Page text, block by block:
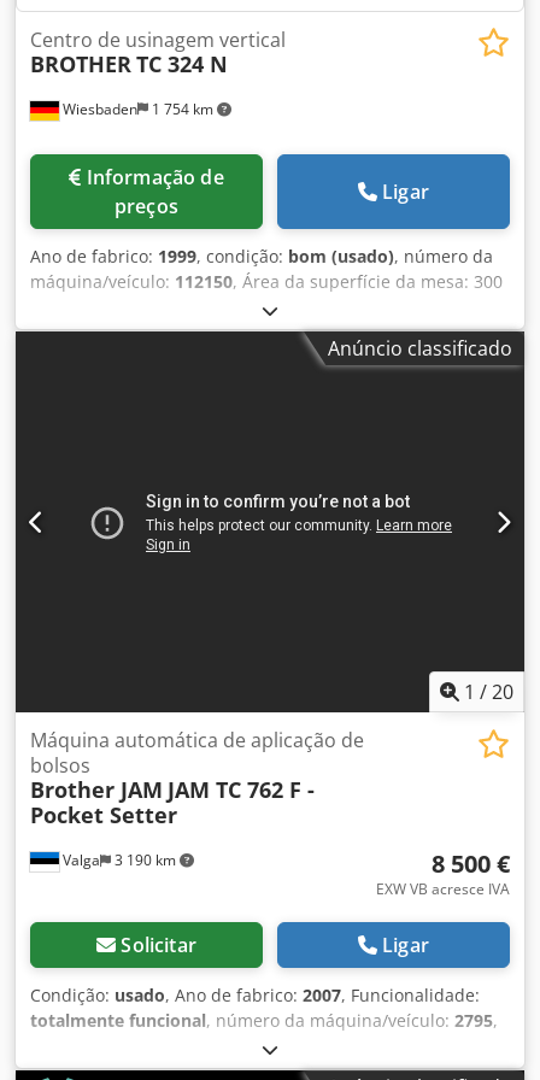
Wiesbaden 1 754 km
Centro de usinagem vertical
BROTHERTC 324 N
preços
Ligar
Ano de fabrico: 1999, condição: bom (usado), número da
máquina/veículo: 112150, Área da superfície da mesa: 300
x 500 mm Percurso x / y / z: 420/300/250 mm Montagem
em fuso: BT 30 pequena / grande Tabela de distâncias /
fuso: Velocidades do fuso: aprox. 10 - 10000 rpm Feeds:
Anúncio classificado
1 /20
Valga 3 190 km
Máquina automática de aplicação de
bolsos
Brother JAM JAM TC 762 F -
Pocket Setter
8 500 €
EXW VB acresce IVA
Solicitar Ligar
Condição: usado, Ano de fabrico: 2007, Funcionalidade:
totalmente funcional, número da máquina/veículo: 2795,
750 W
conexão pneumática:7 barra, À venda está uma avançada